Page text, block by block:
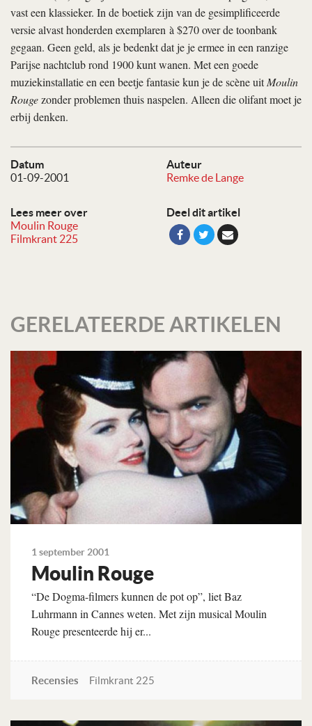
Datum
01-09-2001
Auteur
Remke de Lange
Lees meer over
Moulin Rouge
Filmkrant 225
Deel dit artikel
vast een klassieker. In de boetiek zijn van de gesimplificeerde
versie alvast honderden exemplaren à $270 over de toonbank
gegaan. Geen geld, als je bedenkt dat je je ermee in een ranzige
Parijse nachtclub rond 1900 kunt wanen. Met een goede
muziekinstallatie en een beetje fantasie kun je de scène uitMoulin
Rougezonder problemen thuis naspelen. Alleen die olifant moet je
erbij denken.
GERELATEERDE ARTIKELEN
1 september 2001
Moulin Rouge
“De Dogma-filmers kunnen de pot op”, liet Baz
Luhrmann in Cannes weten. Met zijn musical Moulin
Rouge presenteerde hij er...
Recensies Filmkrant 225
Lees verder